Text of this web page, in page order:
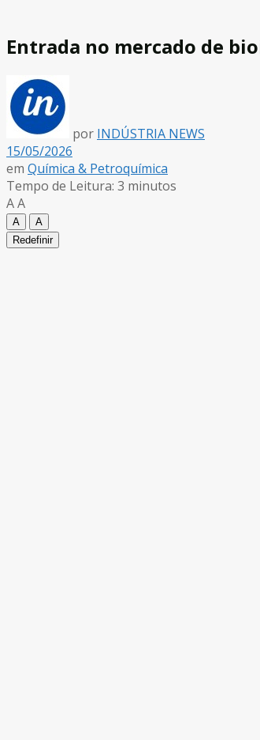
Entrada no mercado de
por INDÚSTRIA NEWS
15/05/2026
em Química & Petroquímica
Tempo de Leitura: 3 minutos
AA
A
A
Redefinir